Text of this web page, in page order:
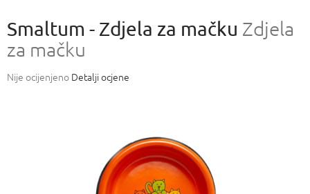
Smaltum - Zdjela za mačku Zdjela
za mačku
Prosječna
Nije ocijenjeno Detalji ocjene